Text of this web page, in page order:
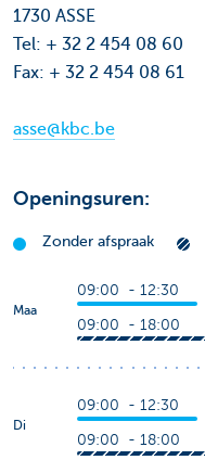
1730 ASSE
Tel: + 32 2 454 08 60
Fax: + 32 2 454 08 61
asse@kbc.be
Openingsuren:
Zonder afspraak
Maa
09:00 - 12:30
09:00 - 18:00
Di
09:00 - 12:30
09:00 - 18:00